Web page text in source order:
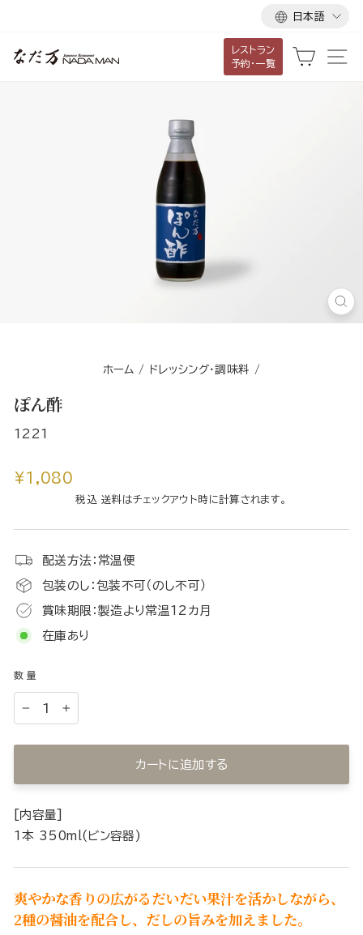
言
語
日本語
レストラン
予約・一覧
カート
閉
じ
ホーム / ドレッシング・調味料 /
ぽん酢
1221
通
¥1,080
税込 送料はチェックアウト時に計算されます。
配送方法：常温便
包装のし：包装不可（のし不可）
賞味期限：製造より常温12カ月
在庫あり
数量
カートに追加する
[内容量]
1本 350ml(ビン容器)
爽やかな香りの広がるだいだい果汁を活かしながら、
2種の醤油を配合し、だしの旨みを加えました。